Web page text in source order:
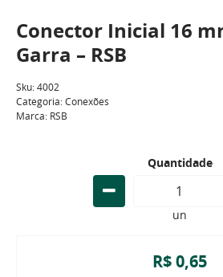
Conector Inicial 16
Garra – RSB
Sku:4002
Categoria:Conexões
Marca: RSB
Quantidade
un
R$ 0,65